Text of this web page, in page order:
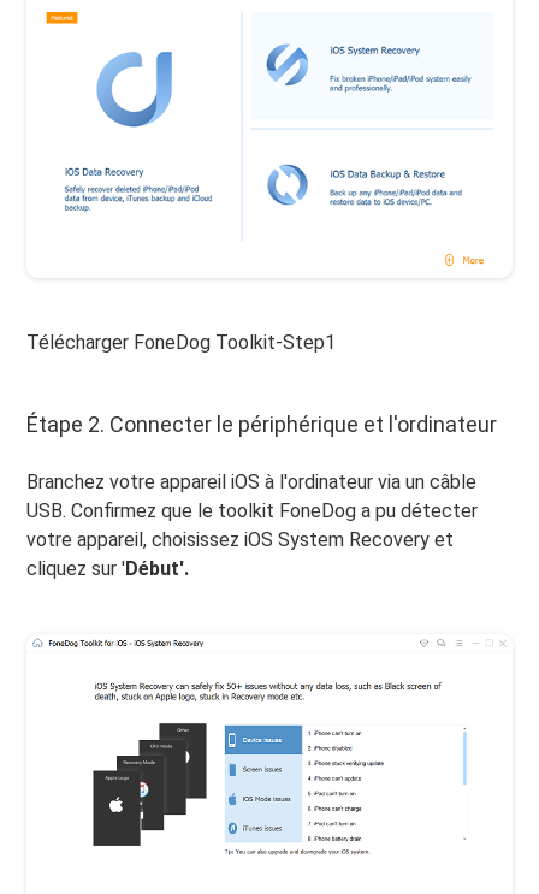
Télécharger FoneDog Toolkit-Step1
Étape 2. Connecter le périphérique et l'ordinateur
Branchez votre appareil iOS à l'ordinateur via un câble
USB. Confirmez que le toolkit FoneDog a pu détecter
votre appareil, choisissez iOS System Recovery et
cliquez sur 'Début'.